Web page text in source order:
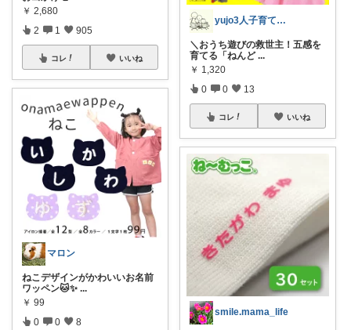
￥ 2,680
2 1 905
コレ いいね
マロン
ねこデザインがかわいいお名前
ワッペン🐱✨ ...
￥ 99
0 0 8
yujo3人子育て@楽々知育,受験＋糖質
＼おうち遊びの救世主！五感を
育てる「ねんど ...
￥ 1,320
0 0 13
コレ いいね
smile.mama_life